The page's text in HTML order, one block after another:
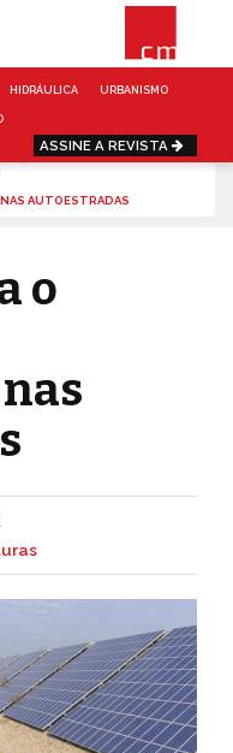
HIDRÁULICA URBANISMO
ASSINE A REVISTA
AUTOESTRADAS
o